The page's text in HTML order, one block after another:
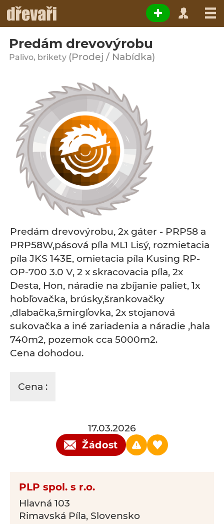
Predám drevovýrobu
Palivo, brikety (Prodej / Nabídka)
Predám drevovýrobu, 2x gáter - PRP58 a
PRP58W,pásová píla ML1 Lisý, rozmietacia
píla JKS 143E, omietacia píla Kusing RP-
OP-700 3.0 V, 2 x skracovacia píla, 2x
Desta, Hon, náradie na zbíjanie paliet, 1x
hobľovačka, brúsky,šrankovačky
,dlabačka,šmirgľovka, 2x stojanová
sukovačka a iné zariadenia a náradie ,hala
740m2, pozemok cca 5000m2.
Cena dohodou.
Cena :
17.03.2026
Žádost
PLP spol. s r.o.
Hlavná 103
Rimavská Píla, Slovensko